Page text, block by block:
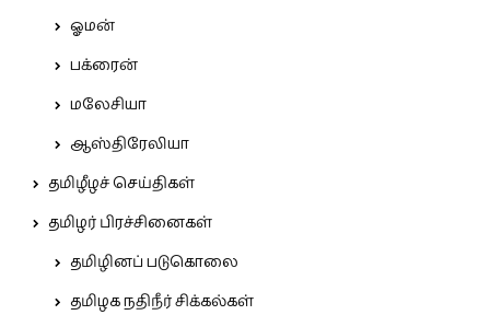
ஓமன்
பக்ரைன்
மலேசியா
ஆஸ்திரேலியா
தமிழீழச் செய்திகள்
தமிழர் பிரச்சினைகள்
தமிழினப் படுகொலை
தமிழக நதிநீர் சிக்கல்கள்